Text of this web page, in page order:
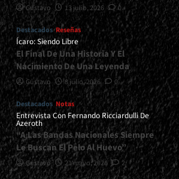
Gustavo 13 julio, 2026 0
Destacados Reseñas
Ícaro: Siendo Libre
El Final De Una Historia Y El
Nacimiento De Una Leyenda
Gustavo 8 julio, 2026 0
Destacados Notas
Entrevista Con Fernando Ricciardulli De
Azeroth
“A Las Bandas Nacionales Siempre
Le Buscan El Pelo Al Huevo”
Gustavo 21 mayo, 2026 2